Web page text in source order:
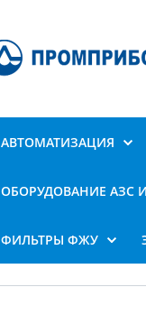
АВТОМАТИЗАЦИЯ
ОБОРУДОВАНИЕ АЗС
ФИЛЬТРЫ ФЖУ